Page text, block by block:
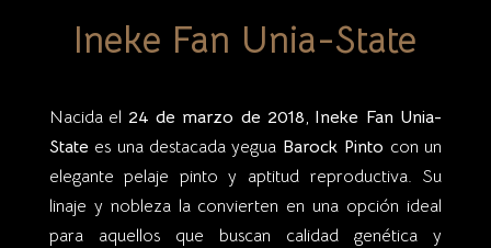
Ineke Fan Unia-State
Nacida el 24 de marzo de 2018, Ineke Fan Unia-
State es una destacada yegua Barock Pinto con un
elegante pelaje pinto y aptitud reproductiva. Su
linaje y nobleza la convierten en una opción ideal
para aquellos que buscan calidad genética y